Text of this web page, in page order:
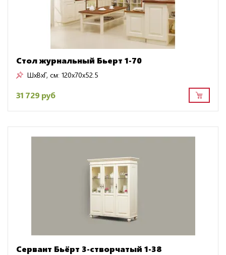
Стол журнальный Бьерт 1-70
ШxВxГ, см: 120x70x52.5
31 729 руб
Сервант Бьёрт 3-створчатый 1-38